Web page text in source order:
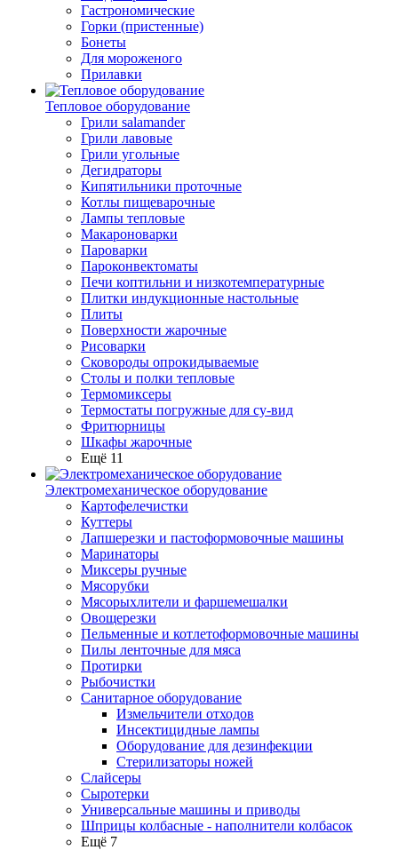
Гастрономические
Горки (пристенные)
Бонеты
Для мороженого
Прилавки
Тепловое оборудование
Грили salamander
Грили лавовые
Грили угольные
Дегидраторы
Кипятильники проточные
Котлы пищеварочные
Лампы тепловые
Макароноварки
Пароварки
Пароконвектоматы
Печи коптильни и низкотемпературные
Плитки индукционные настольные
Плиты
Поверхности жарочные
Рисоварки
Сковороды опрокидываемые
Столы и полки тепловые
Термомиксеры
Термостаты погружные для су-вид
Фритюрницы
Шкафы жарочные
Ещё 11
Электромеханическое оборудование
Картофелечистки
Куттеры
Лапшерезки и пастоформовочные машины
Маринаторы
Миксеры ручные
Мясорубки
Мясорыхлители и фаршемешалки
Овощерезки
Пельменные и котлетоформовочные машины
Пилы ленточные для мяса
Протирки
Рыбочистки
Санитарное оборудование
Измельчители отходов
Инсектицидные лампы
Оборудование для дезинфекции
Стерилизаторы ножей
Слайсеры
Сыротерки
Универсальные машины и приводы
Шприцы колбасные - наполнители колбасок
Ещё 7